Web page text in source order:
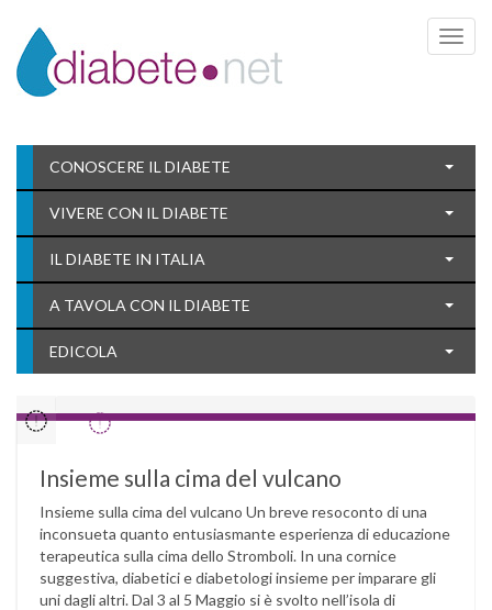
Toggle
CONOSCERE IL DIABETE
VIVERE CON IL DIABETE
IL DIABETE IN ITALIA
A TAVOLA CON IL DIABETE
EDICOLA
Insieme sulla cima del vulcano
Insieme sulla cima del vulcano Un breve resoconto di una
inconsueta quanto entusiasmante esperienza di educazione
terapeutica sulla cima dello Stromboli. In una cornice
suggestiva, diabetici e diabetologi insieme per imparare gli
uni dagli altri. Dal 3 al 5 Maggio si è svolto nell’isola di